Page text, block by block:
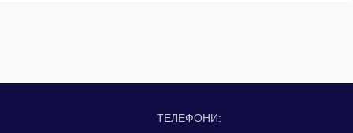
ТЕЛЕФОНИ: